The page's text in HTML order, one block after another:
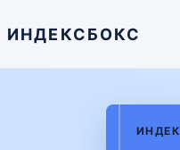
ИНДЕКСБОКС